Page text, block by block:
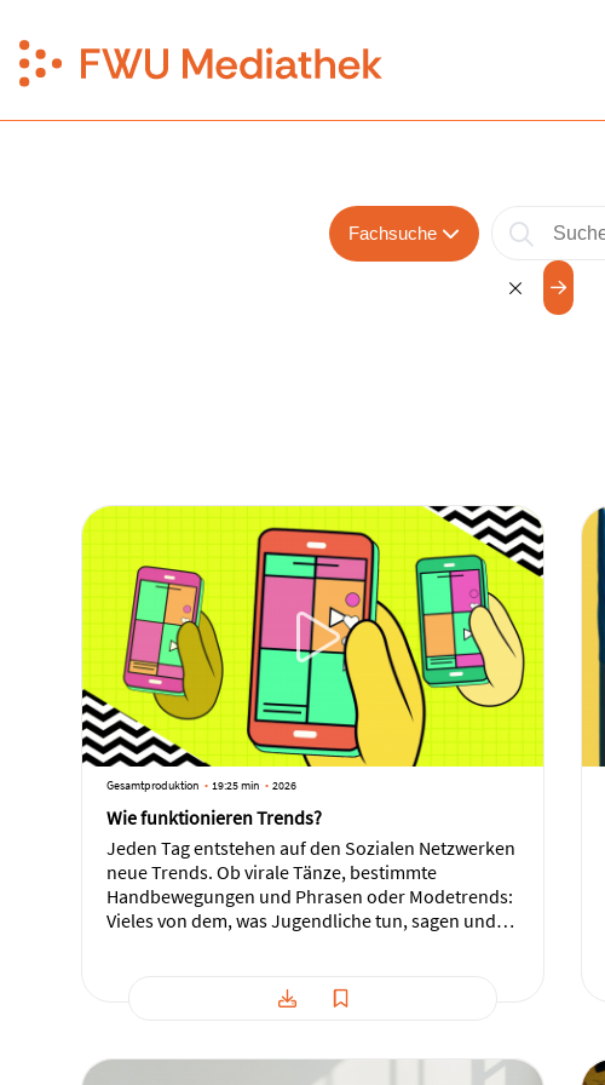
Fachsuche
Gesamtproduktion 19:25 min 2026
Wie funktionieren Trends?
Jeden Tag entstehen auf den Sozialen Netzwerken
neue Trends. Ob virale Tänze, bestimmte
Handbewegungen und Phrasen oder Modetrends:
Vieles von dem, was Jugendliche tun, sagen und
auf Social Media? Wie sehr beeinflussen Trends
das Konsumverhalten, die Identitätsentwicklung